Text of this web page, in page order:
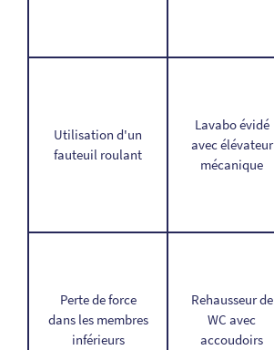
Utilisation d'un
fauteuil roulant
Lavabo évidé
avec élévateur
mécanique
Perte de force
dans les membres
inférieurs
Rehausseur de
WC avec
accoudoirs